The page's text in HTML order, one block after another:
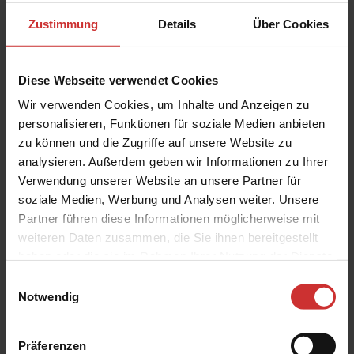
Zustimmung Details Über Cookies
Diese Webseite verwendet Cookies
Wir verwenden Cookies, um Inhalte und Anzeigen zu
personalisieren, Funktionen für soziale Medien anbieten
zu können und die Zugriffe auf unsere Website zu
analysieren. Außerdem geben wir Informationen zu Ihrer
Verwendung unserer Website an unsere Partner für
soziale Medien, Werbung und Analysen weiter. Unsere
Partner führen diese Informationen möglicherweise mit
weiteren Daten zusammen, die Sie ihnen bereitgestellt
Notwendig
Präferenzen
132,00 €*
Versandkostenfrei
Weitere verfügbar in spätestens 42 Tagen
Produkt Anzahl: Gib den gewünschten
IN DEN WARENKORB
Artikelnr.:C4KABP1052
Data sheet Air-Gasfiltration CF34-BP-APB